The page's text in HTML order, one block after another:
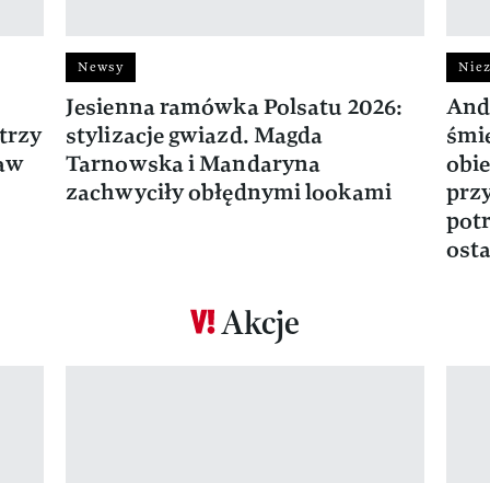
Newsy
Jesienna ramówka Polsatu 2026:
stylizacje gwiazd. Magda
Tarnowska i Mandaryna
zachwyciły obłędnymi lookami
Akcje